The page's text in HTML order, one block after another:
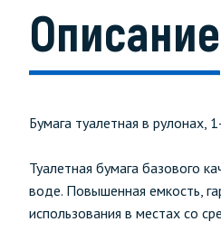
Описание
Бумага туалетная в рулонах,
Туалетная бумага базового
воде. Повышенная емкость,
использования в местах со